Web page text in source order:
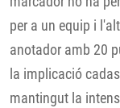
per a un equip i
anotador amb 20
la implicació
mantingut la